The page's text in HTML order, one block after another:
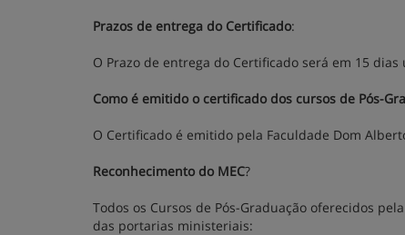
Prazos de entrega do Certificado:
O Prazo de entrega do Certificado será em 15 dias
Como é emitido o certificado dos cursos de Pós-
O Certificado é emitido pela Faculdade Dom
Reconhecimento do MEC?
Todos os Cursos de Pós-Graduação oferecidos
das portarias ministeriais: